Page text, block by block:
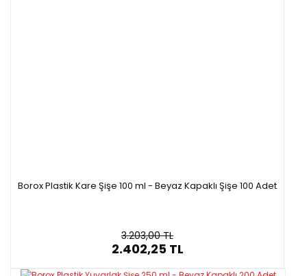
Borox Plastik Kare Şişe 100 ml - Beyaz Kapaklı Şişe 100 Adet
3.203,00 TL
2.402,25 TL